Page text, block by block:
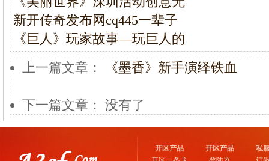
新开传奇发布网cq445一辈子
《巨人》玩家故事—玩巨人的
上一篇文章：
《墨香》新手演绎铁血
下一篇文章： 没有了
开区产品
开区产品
私